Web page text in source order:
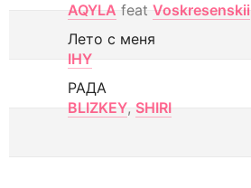
AQYLA feat Voskresenskii
Лето с меня
IHY
РАДА
BLIZKEY, SHIRI